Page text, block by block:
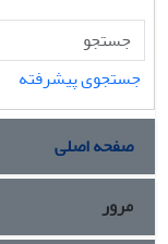
جستجوی پیشرفته
صفحه اصلی
مرور